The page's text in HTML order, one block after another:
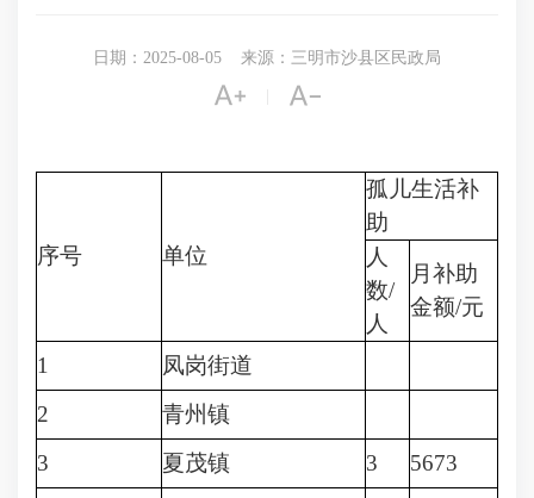
日期：2025-08-05 来源：三明市沙县区民政局
 
序号 单位
孤儿生活补
助
人
数/
人
月补助
金额/元
1
凤岗街道
2
青州镇
3
夏茂镇 3
5673